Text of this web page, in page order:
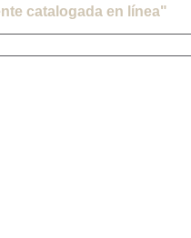
catalogada en línea"